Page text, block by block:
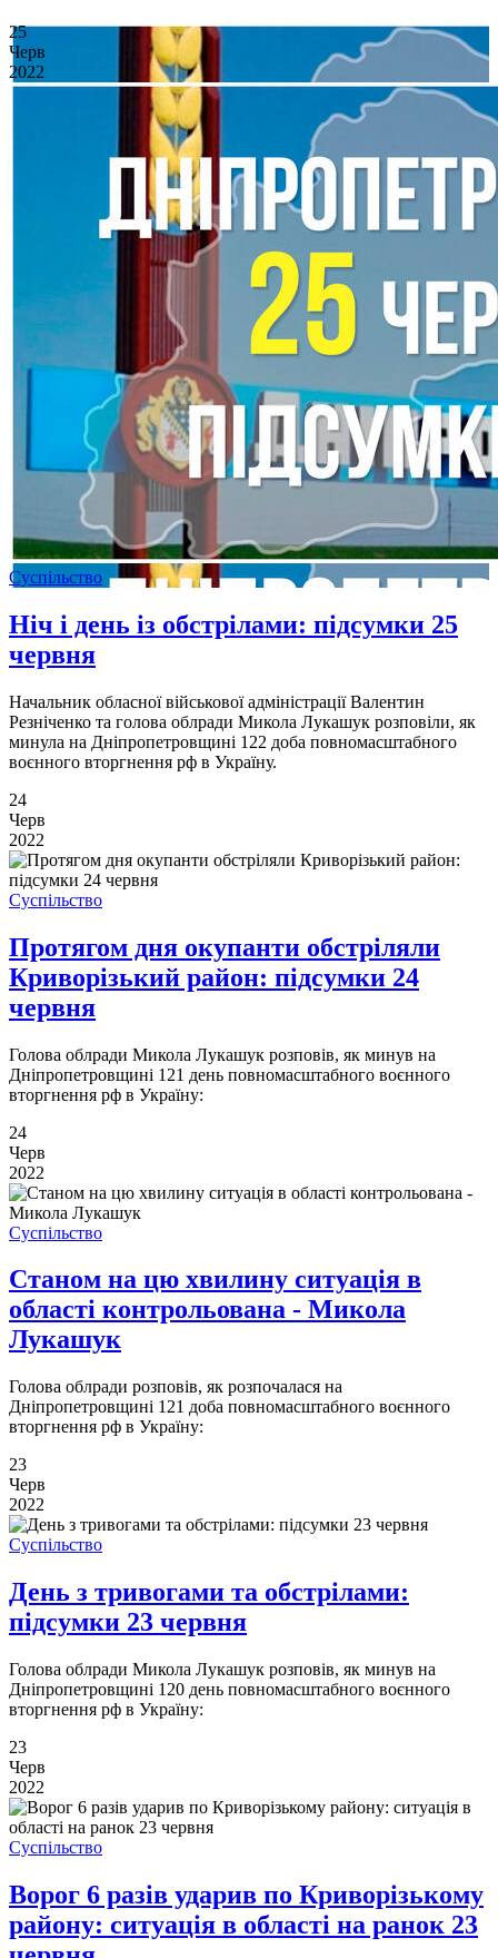
25
Черв
2022
Суспільство
Ніч і день із обстрілами: підсумки 25
червня
Начальник обласної військової адміністрації Валентин
Резніченко та голова облради Микола Лукашук розповіли, як
минула на Дніпропетровщині 122 доба повномасштабного
воєнного вторгнення рф в Україну.
24
Черв
2022
Суспільство
Протягом дня окупанти обстріляли
Криворізький район: підсумки 24
червня
Голова облради Микола Лукашук розповів, як минув на
Дніпропетровщині 121 день повномасштабного воєнного
вторгнення рф в Україну:
24
Черв
2022
Суспільство
Станом на цю хвилину ситуація в
області контрольована - Микола
Лукашук
Голова облради розповів, як розпочалася на
Дніпропетровщині 121 доба повномасштабного воєнного
вторгнення рф в Україну:
23
Черв
2022
Суспільство
День з тривогами та обстрілами:
підсумки 23 червня
Голова облради Микола Лукашук розповів, як минув на
Дніпропетровщині 120 день повномасштабного воєнного
вторгнення рф в Україну:
23
Черв
2022
Суспільство
Ворог 6 разів ударив по Криворізькому
району: ситуація в області на ранок 23